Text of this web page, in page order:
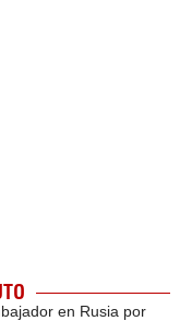
en Rusia por